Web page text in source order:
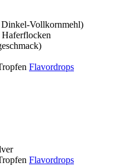
Vollkornmehl)
Haferflocken
Flavordrops
Flavordrops